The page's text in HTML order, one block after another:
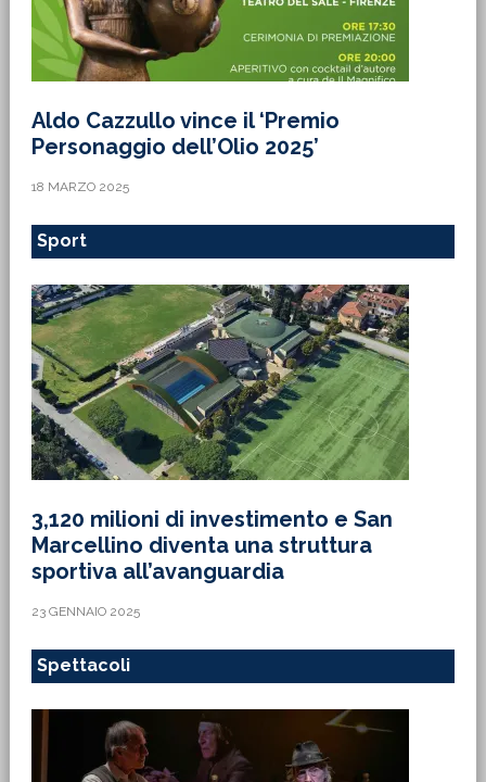
Aldo Cazzullo vince il ‘Premio
Personaggio dell’Olio 2025’
18 MARZO 2025
Sport
3,120 milioni di investimento e San
Marcellino diventa una struttura
sportiva all’avanguardia
23 GENNAIO 2025
Spettacoli